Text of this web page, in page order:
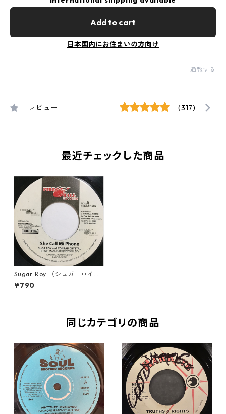
Add to cart
日本国内にお住まいの方向け
通報する
レビュー (317)
最近チェックした商品
Sugar Roy （シュガーロイ）,
Conrad Crystal （コンラドク
リスタル） - She Call Mi Pho
¥790
同じカテゴリの商品